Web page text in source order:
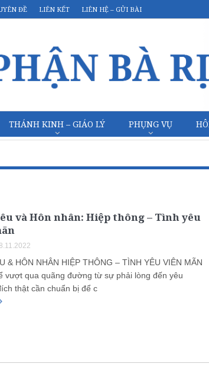
ĐỀ LIÊN KẾT LIÊN HỆ – GỬI BÀI
THÁNH KINH – GIÁO LÝ PHỤNG VỤ
và Hôn nhân: Hiệp thông – Tình yêu
& HÔN NHÂN HIỆP THÔNG – TÌNH YÊU VIÊN MÃN
vượt qua quãng đường từ sự phải lòng đến yêu
thật cần chuẩn bị để c